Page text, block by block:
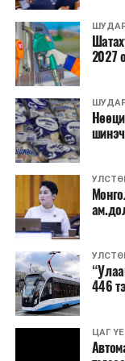
байна.
2026 оны
2026 оны
цаг агаарын
аймгуудын
аймгуудын
аймгуудын
нутгийн
хэсэг,
төв, зүүн,
бороо, дуу
ихэнх
Алтайн
2027
446
ЦАГ ҮЕ